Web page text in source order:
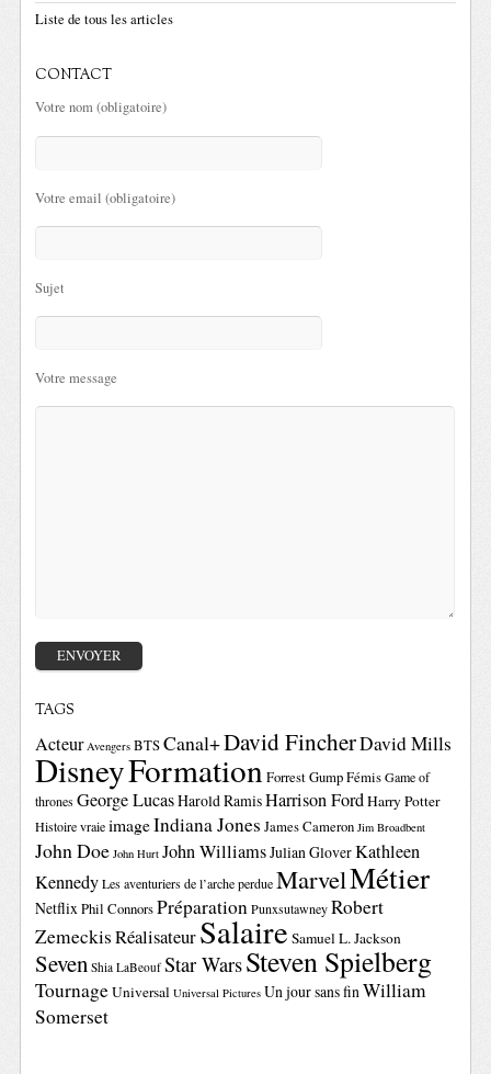
Liste de tous les articles
CONTACT
Votre nom (obligatoire)
Votre email (obligatoire)
Sujet
Votre message
TAGS
Acteur Avengers BTSCanal+David FincherDavid Mills
DisneyFormationForrest GumpFémis Game of
thrones George LucasHarold RamisHarrison FordHarry Potter
Histoire vraie imageIndiana Jones James Cameron Jim Broadbent
John Doe John Hurt John WilliamsJulian GloverKathleen
Kennedy Les aventuriers de l’arche perdue MarvelMétier
NetflixPhil ConnorsPréparation Punxsutawney Robert
ZemeckisRéalisateurSalaire Samuel L. Jackson
Seven Shia LaBeouf Star WarsSteven Spielberg
TournageUniversal Universal Pictures Un jour sans finWilliam
Somerset